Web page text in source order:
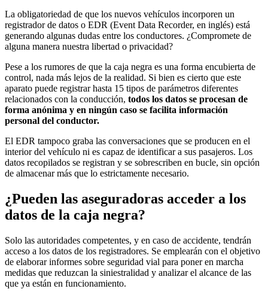
La obligatoriedad de que los nuevos vehículos incorporen un
registrador de datos o EDR (Event Data Recorder, en inglés) está
generando algunas dudas entre los conductores. ¿Compromete de
alguna manera nuestra libertad o privacidad?
Pese a los rumores de que la caja negra es una forma encubierta de
control, nada más lejos de la realidad. Si bien es cierto que este
aparato puede registrar hasta 15 tipos de parámetros diferentes
relacionados con la conducción, todos los datos se procesan de
forma anónima y en ningún caso se facilita información
personal del conductor.
El EDR tampoco graba las conversaciones que se producen en el
interior del vehículo ni es capaz de identificar a sus pasajeros. Los
datos recopilados se registran y se sobrescriben en bucle, sin opción
de almacenar más que lo estrictamente necesario.
¿Pueden las aseguradoras acceder a los
datos de la caja negra?
Solo las autoridades competentes, y en caso de accidente, tendrán
acceso a los datos de los registradores. Se emplearán con el objetivo
de elaborar informes sobre seguridad vial para poner en marcha
medidas que reduzcan la siniestralidad y analizar el alcance de las
que ya están en funcionamiento.